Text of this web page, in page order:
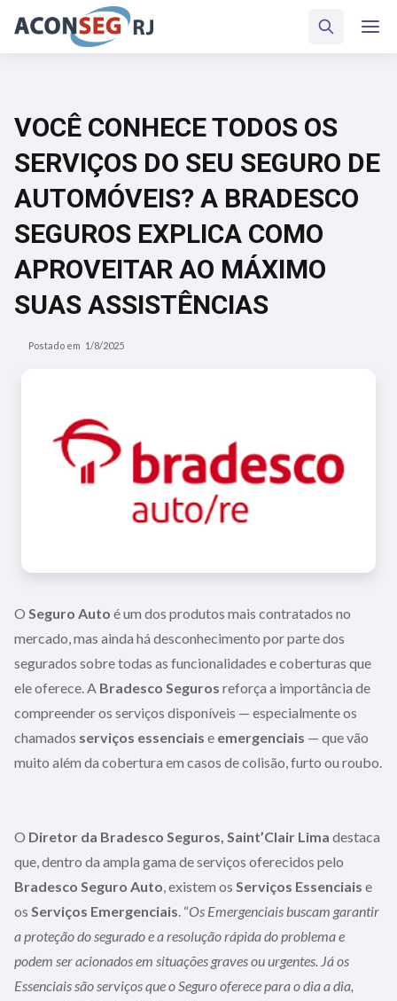
VOCÊ CONHECE TODOS OS
SERVIÇOS DO SEU SEGURO DE
AUTOMÓVEIS? A BRADESCO
SEGUROS EXPLICA COMO
APROVEITAR AO MÁXIMO
SUAS ASSISTÊNCIAS
Postado em 1/8/2025
O Seguro Auto é um dos produtos mais contratados no
mercado, mas ainda há desconhecimento por parte dos
segurados sobre todas as funcionalidades e coberturas que
ele oferece. A Bradesco Seguros reforça a importância de
compreender os serviços disponíveis — especialmente os
chamados serviços essenciais e emergenciais — que vão
muito além da cobertura em casos de colisão, furto ou roubo.
O Diretor da Bradesco Seguros, Saint’Clair Lima destaca
que, dentro da ampla gama de serviços oferecidos pelo
Bradesco Seguro Auto, existem os Serviços Essenciais e
os Serviços Emergenciais. “Os Emergenciais buscam garantir
a proteção do segurado e a resolução rápida do problema e
podem ser acionados em situações graves ou urgentes. Já os
Essenciais são serviços que o Seguro oferece para o dia a dia,